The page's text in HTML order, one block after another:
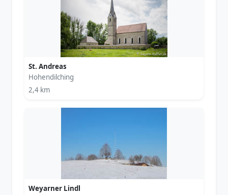
St. Andreas
Hohendilching
2,4 km
Weyarner Lindl